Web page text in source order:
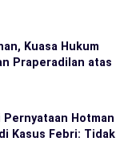
Kuasa Hukum
Praperadilan atas
Hotman
Kasus Febri: Tidak